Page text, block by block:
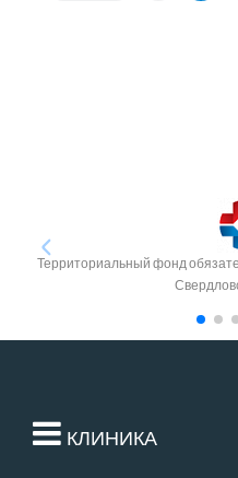
Территориальный фонд
КЛИНИКА